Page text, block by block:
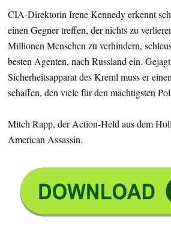
CIA-Direktorin Irene Kennedy erkennt
einen Gegner treffen, der nichts zu
Millionen Menschen zu verhindern,
besten Agenten, nach Russland ein.
Sicherheitsapparat des Kreml muss er
schaffen, den viele für den mächtigsten
Mitch Rapp, der Action-Held aus dem
American Assassin.